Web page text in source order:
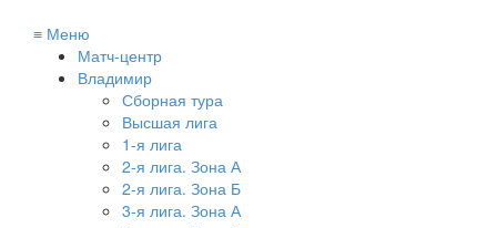
≡ Меню
Матч-центр
Владимир
Сборная тура
Высшая лига
1-я лига
2-я лига. Зона А
2-я лига. Зона Б
3-я лига. Зона А